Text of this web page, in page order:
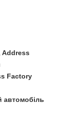
Address
Factory
автомобіль